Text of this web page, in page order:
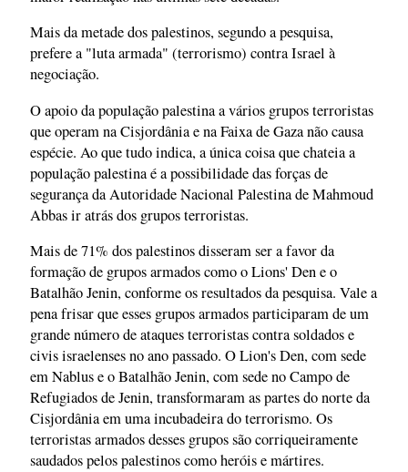
Mais da metade dos palestinos, segundo a pesquisa,
prefere a "luta armada" (terrorismo) contra Israel à
negociação.
O apoio da população palestina a vários grupos terroristas
que operam na Cisjordânia e na Faixa de Gaza não causa
espécie. Ao que tudo indica, a única coisa que chateia a
população palestina é a possibilidade das forças de
segurança da Autoridade Nacional Palestina de Mahmoud
Abbas ir atrás dos grupos terroristas.
Mais de 71% dos palestinos disseram ser a favor da
formação de grupos armados como o Lions' Den e o
Batalhão Jenin, conforme os resultados da pesquisa. Vale a
pena frisar que esses grupos armados participaram de um
grande número de ataques terroristas contra soldados e
civis israelenses no ano passado. O Lion's Den, com sede
em Nablus e o Batalhão Jenin, com sede no Campo de
Refugiados de Jenin, transformaram as partes do norte da
Cisjordânia em uma incubadeira do terrorismo. Os
terroristas armados desses grupos são corriqueiramente
saudados pelos palestinos como heróis e mártires.